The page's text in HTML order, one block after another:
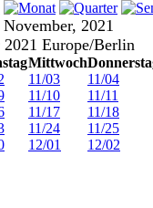
2021
2021 Europe/Berlin
Mittwoch
11/03
11/04
11/10
11/11
11/17
11/18
11/24
11/25
12/01 12/02